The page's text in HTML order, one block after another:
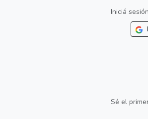
Iniciá
Sé el